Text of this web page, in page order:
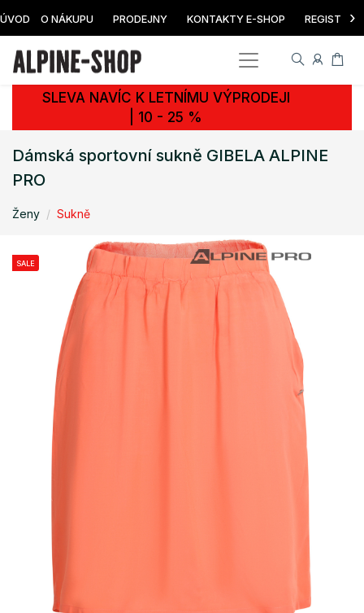
ÚVOD O NÁKUPU PRODEJNY KONTAKTY E-SHOP ›
SLEVA NAVÍC K LETNÍMU VÝPRODEJI
| 10 - 25 %
Dámská sportovní sukně GIBELA ALPINE
PRO
Ženy Sukně
SALE